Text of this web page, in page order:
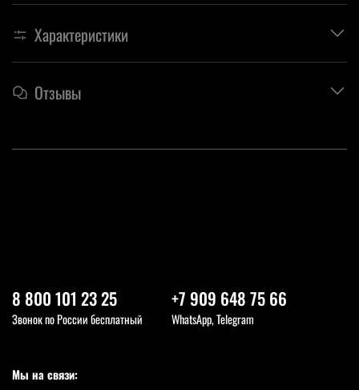
Характеристики
Отзывы
8 800 101 23 25
Звонок по России бесплатный
+7 909 648 75 66
WhatsApp, Telegram
Мы на связи: